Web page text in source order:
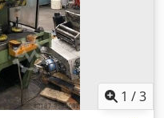
1 /3